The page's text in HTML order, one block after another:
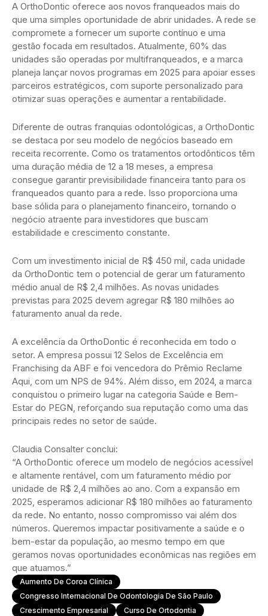
A OrthoDontic oferece aos novos franqueados mais do
que uma simples oportunidade de abrir unidades. A rede se
compromete a fornecer um suporte contínuo e uma
gestão focada em resultados. Atualmente, 60% das
unidades são operadas por multifranqueados, e a marca
planeja lançar novos programas em 2025 para apoiar esses
parceiros estratégicos, com suporte personalizado para
otimizar suas operações e aumentar a rentabilidade.
Diferente de outras franquias odontológicas, a OrthoDontic
se destaca por seu modelo de negócios baseado em
receita recorrente. Como os tratamentos ortodônticos têm
uma duração média de 12 a 18 meses, a empresa
consegue garantir previsibilidade financeira tanto para os
franqueados quanto para a rede. Isso proporciona uma
base sólida para o planejamento financeiro, tornando o
negócio atraente para investidores que buscam
estabilidade e crescimento constante.
Com um investimento inicial de R$ 450 mil, cada unidade
da OrthoDontic tem o potencial de gerar um faturamento
médio anual de R$ 2,4 milhões. As novas unidades
previstas para 2025 devem agregar R$ 180 milhões ao
faturamento anual da rede.
A excelência da OrthoDontic é reconhecida em todo o
setor. A empresa possui 12 Selos de Excelência em
Franchising da ABF e foi vencedora do Prêmio Reclame
Aqui, com um NPS de 94%. Além disso, em 2024, a marca
conquistou o primeiro lugar na categoria Saúde e Bem-
Estar do PEGN, reforçando sua reputação como uma das
principais redes no setor de saúde.
Claudia Consalter conclui:
“A OrthoDontic oferece um modelo de negócios acessível
e altamente rentável, com um faturamento médio por
unidade de R$ 2,4 milhões ao ano. Com a expansão em
2025, esperamos adicionar R$ 180 milhões ao faturamento
da rede. No entanto, nosso compromisso vai além dos
números. Queremos impactar positivamente a saúde e o
bem-estar da população, ao mesmo tempo em que
geramos novas oportunidades econômicas nas regiões em
que atuamos.”
Aumento De Coroa Clínica
Congresso Internacional De Odontologia De São Paulo
Crescimento Empresarial
Curso De Ortodontia